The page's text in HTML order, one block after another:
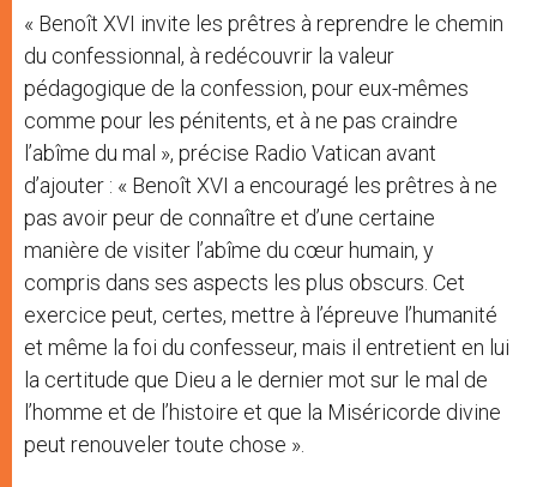
« Benoît XVI invite les prêtres à reprendre le chemin
du confessionnal, à redécouvrir la valeur
pédagogique de la confession, pour eux-mêmes
comme pour les pénitents, et à ne pas craindre
l’abîme du mal », précise Radio Vatican avant
d’ajouter : « Benoît XVI a encouragé les prêtres à ne
pas avoir peur de connaître et d’une certaine
manière de visiter l’abîme du cœur humain, y
compris dans ses aspects les plus obscurs. Cet
exercice peut, certes, mettre à l’épreuve l’humanité
et même la foi du confesseur, mais il entretient en lui
la certitude que Dieu a le dernier mot sur le mal de
l’homme et de l’histoire et que la Miséricorde divine
peut renouveler toute chose ».